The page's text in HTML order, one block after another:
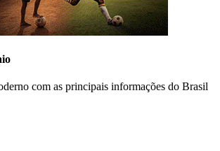
com as principais informações do Brasil